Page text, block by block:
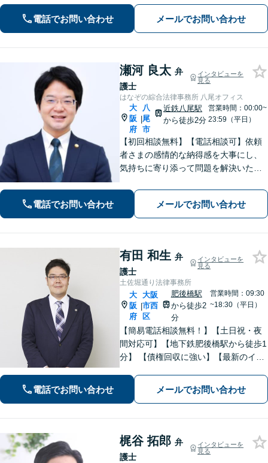
離婚・労働問題など。あなたの想いに
寄り添い、最適な解決を目指します
電話でお問い合わせ メールでお問い合わせ
瀬河 良太 弁
護士
インタビューを
見る
はなぞの綜合法律事務所 八尾オフィス
大
阪
府
|
八
尾
市
近鉄八尾駅
から徒歩2分
営業時間：00:00~
23:59（平日）
【初回相談無料】【電話相談可】依頼
者さまの感情的な納得感を大事にし、
気持ちに寄り添って問題を解決いたし
し、秘密厳守を徹底」子の監護が関わ
る複雑なケースも対応【完全個室対
応】【子連れ相談可】【休日・夜間相
談可】
電話でお問い合わせ メールでお問い合わせ
有田 和生 弁
護士
インタビューを
見る
土佐堀通り法律事務所
大
阪
府
|
大阪
市西
区
肥後橋駅
から徒歩2
分
営業時間：09:30
~18:30（平日）
【簡易電話相談無料！】【土日祝・夜
間対応可】【地下鉄肥後橋駅から徒歩1
分】 【債権回収に強い】【最新のイン
けで解決することもよくあります。ま
ずはお気軽にご相談下さい。【ビデオ
電話でお問い合わせ メールでお問い合わせ
梶谷 拓郎 弁
護士
インタビューを
見る